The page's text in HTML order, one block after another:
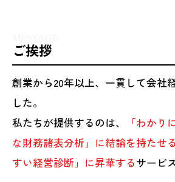
ご挨拶
創業から20年以上、一貫して会社
した。
私たちが提供するのは、
「わかり
な財務諸表分析」に結論を持たせ
すい経営診断」に昇華するサービ